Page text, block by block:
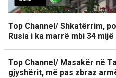
Top Channel/ Shkatërrim,
Rusia i ka marrë mbi 34
Top Channel/ Masakër në
gjyshërit, më pas zbraz